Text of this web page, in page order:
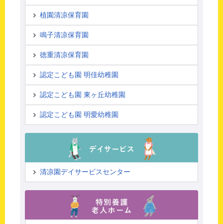
植園清凉保育園
鳴子清凉保育園
徳重清凉保育園
認定こども園 明佳幼稚園
認定こども園 東ヶ丘幼稚園
認定こども園 明愛幼稚園
清凉園デイサービスセンター